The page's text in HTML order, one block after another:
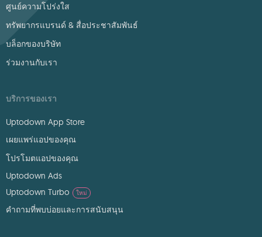
ศูนย์ความโปร่งใส
ทรัพยากรแบรนด์ & สื่อประชาสัมพันธ์
บล็อกของบริษัท
ร่วมงานกับเรา
บริการของเรา
Uptodown App Store
เผยแพร่แอปของคุณ
โปรโมตแอปของคุณ
Uptodown Ads
Uptodown Turbo
ใหม่
คำถามที่พบบ่อยและการสนับสนุน